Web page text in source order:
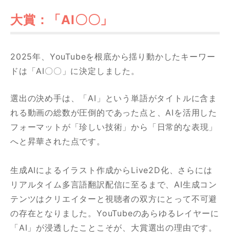
大賞：「AI〇〇」
2025年、YouTubeを根底から揺り動かしたキーワー
ドは「AI〇〇」に決定しました。
選出の決め手は、「AI」という単語がタイトルに含ま
れる動画の総数が圧倒的であった点と、AIを活用した
フォーマットが「珍しい技術」から「日常的な表現」
へと昇華された点です。
生成AIによるイラスト作成からLive2D化、さらには
リアルタイム多言語翻訳配信に至るまで、AI生成コン
テンツはクリエイターと視聴者の双方にとって不可避
の存在となりました。YouTubeのあらゆるレイヤーに
「AI」が浸透したことこそが、大賞選出の理由です。